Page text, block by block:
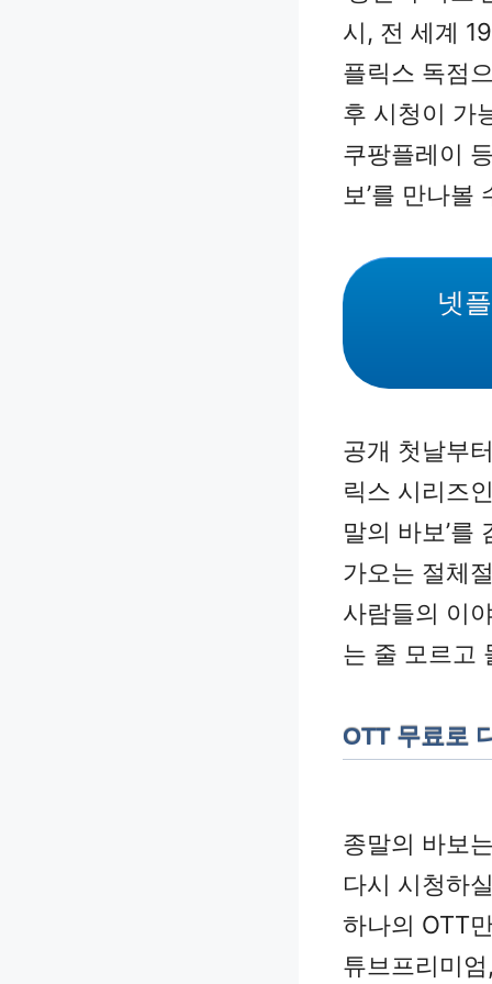
시, 전 세계
플릭스 독점
후 시청이 가
쿠팡플레이
보’를 만나볼
넷
공개 첫날부
릭스 시리즈
말의 바보’를
가오는 절체
사람들의 이
는 줄 모르고
OTT 무료로
종말의 바보
다시 시청하
하나의 OTT
튜브프리미